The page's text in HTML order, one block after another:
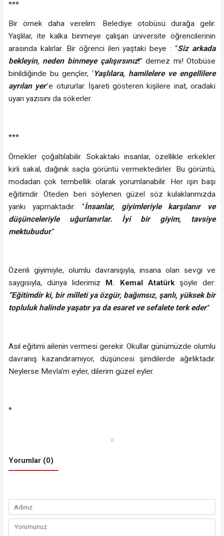
***
Bir örnek daha verelim: Belediye otobüsü durağa gelir.
Yaşlılar, ite kalka binmeye çalışan üniversite öğrencilerinin
arasında kalırlar. Bir öğrenci ileri yaştaki beye : “Siz arkada
bekleyin, neden binmeye çalışırsınız!” demez mi! Otobüse
binildiğinde bu gençler, ‘Yaşlılara, hamilelere veengellilere
ayrılanyer.’e otururlar. İşareti gösteren kişilere inat, oradaki
uyarı yazısını da sökerler.
***
Örnekler çoğaltılabilir. Sokaktaki insanlar, özellikle erkekler
kirli sakal, dağınık saçla görüntü vermektedirler. Bu görüntü,
modadan çok tembellik olarak yorumlanabilir. Her işin başı
eğitimdir. Öteden beri söylenen güzel söz kulaklarımızda
yankı yapmaktadır: “İnsanlar, giyimleriyle karşılanır ve
düşünceleriyle uğurlanırlar. İyi bir giyim, tavsiye
mektubudur.”
Özenli giyimiyle, olumlu davranışıyla, insana olan sevgi ve
saygısıyla, dünya liderimiz M. Kemal Atatürkşöyle der:
“Eğitimdir ki, bir milleti ya özgür, bağımsız, şanlı, yüksek bir
topluluk halinde yaşatır ya da esaret ve sefalete terk eder.”
Asıl eğitimi ailenin vermesi gerekir. Okullar günümüzde olumlu
davranış kazandıramıyor, düşüncesi şimdilerde ağırlıktadır.
Neylerse Mevla’m eyler, dilerim güzel eyler.
*
#
Yorumlar (0)